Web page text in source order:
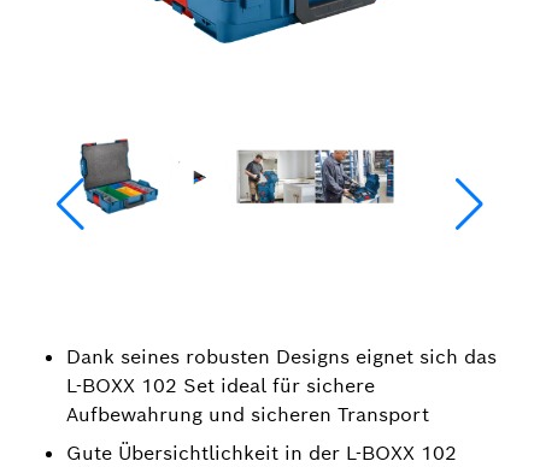
Dank seines robusten Designs eignet sich das
L-BOXX 102 Set ideal für sichere
Aufbewahrung und sicheren Transport
Gute Übersichtlichkeit in der L-BOXX 102